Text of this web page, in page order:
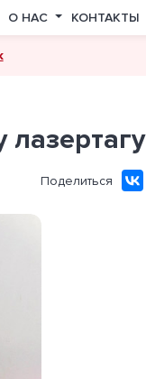
О НАС КОНТАКТЫ
лазертагу
Поделиться